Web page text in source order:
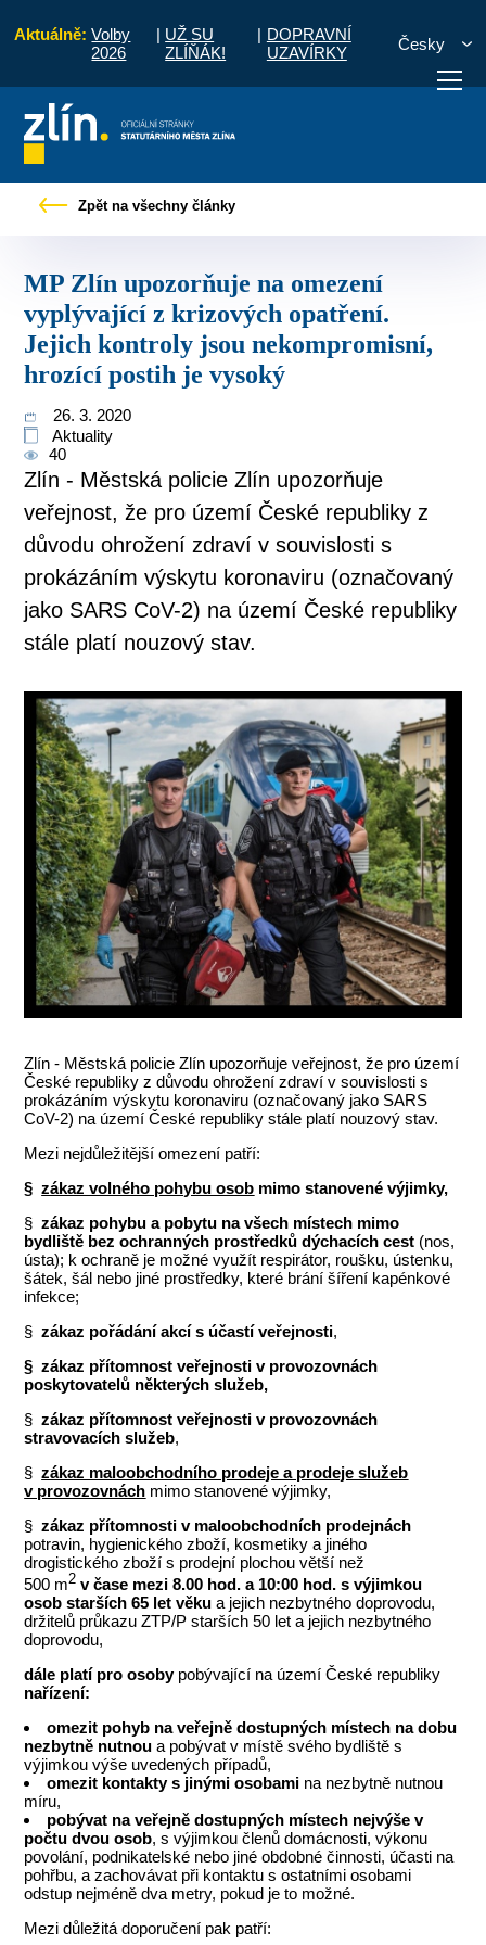
Aktuálně: Volby
2026
| UŽ SU
ZLÍŇÁK!
| DOPRAVNÍ
UZAVÍRKY
Česky
vyřídit Potřebuji zaplatit
Zpět na všechny články
MP Zlín upozorňuje na omezení
vyplývající z krizových opatření.
Jejich kontroly jsou nekompromisní,
hrozící postih je vysoký
26. 3. 2020
Aktuality
40
Zlín - Městská policie Zlín upozorňuje
veřejnost, že pro území České republiky z
důvodu ohrožení zdraví v souvislosti s
prokázáním výskytu koronaviru (označovaný
jako SARS CoV-2) na území České republiky
stále platí nouzový stav.
Zlín - Městská policie Zlín upozorňuje veřejnost, že pro území
České republiky z důvodu ohrožení zdraví v souvislosti s
prokázáním výskytu koronaviru (označovaný jako SARS
CoV-2) na území České republiky stále platí nouzový stav.
Mezi nejdůležitější omezení patří:
§ zákaz volného pohybu osob mimo stanovené výjimky,
§zákaz pohybu a pobytu na všech místech mimo
bydliště bez ochranných prostředků dýchacích cest (nos,
ústa); k ochraně je možné využít respirátor, roušku, ústenku,
šátek, šál nebo jiné prostředky, které brání šíření kapénkové
infekce;
§zákaz pořádání akcí s účastí veřejnosti,
§ zákaz přítomnost veřejnosti v provozovnách
poskytovatelů některých služeb,
§zákaz přítomnost veřejnosti v provozovnách
stravovacích služeb,
§zákaz maloobchodního prodeje a prodeje služeb
v provozovnách mimo stanovené výjimky,
§zákaz přítomnosti v maloobchodních prodejnách
potravin, hygienického zboží, kosmetiky a jiného
drogistického zboží s prodejní plochou větší než
500 m2 v čase mezi 8.00 hod. a 10:00 hod. s výjimkou
osob starších 65 let věku a jejich nezbytného doprovodu,
držitelů průkazu ZTP/P starších 50 let a jejich nezbytného
doprovodu,
dále platí pro osoby pobývající na území České republiky
nařízení:
omezit pohyb na veřejně dostupných místech na dobu
nezbytně nutnou a pobývat v místě svého bydliště s
výjimkou výše uvedených případů,
omezit kontakty s jinými osobami na nezbytně nutnou
míru,
pobývat na veřejně dostupných místech nejvýše v
počtu dvou osob, s výjimkou členů domácnosti, výkonu
povolání, podnikatelské nebo jiné obdobné činnosti, účasti na
pohřbu, a zachovávat při kontaktu s ostatními osobami
odstup nejméně dva metry, pokud je to možné.
Mezi důležitá doporučení pak patří: